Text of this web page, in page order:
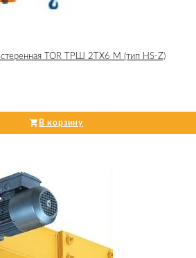
TOR ТРШ 2ТХ6 М (тип HS-Z)
В корзину